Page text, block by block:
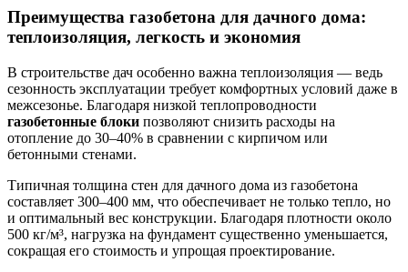
Преимущества газобетона для дачного дома:
теплоизоляция, легкость и экономия
В строительстве дач особенно важна теплоизоляция — ведь
сезонность эксплуатации требует комфортных условий даже в
межсезонье. Благодаря низкой теплопроводности
газобетонные блоки позволяют снизить расходы на
отопление до 30–40% в сравнении с кирпичом или
бетонными стенами.
Типичная толщина стен для дачного дома из газобетона
составляет 300–400 мм, что обеспечивает не только тепло, но
и оптимальный вес конструкции. Благодаря плотности около
500 кг/м³, нагрузка на фундамент существенно уменьшается,
сокращая его стоимость и упрощая проектирование.